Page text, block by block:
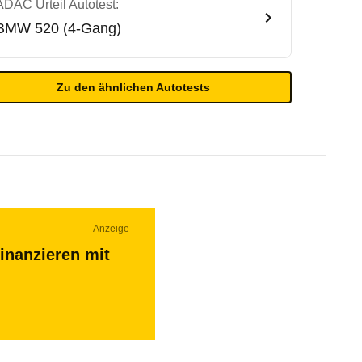
Urteil Autotest:
520 (4-Gang)
Zu den ähnlichen Autotests
Anzeige
mit